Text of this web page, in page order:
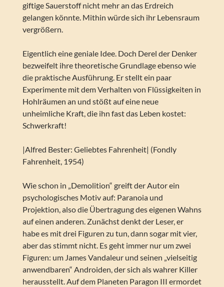
giftige Sauerstoff nicht mehr an das Erdreich
gelangen könnte. Mithin würde sich ihr Lebensraum
vergrößern.
Eigentlich eine geniale Idee. Doch Derel der Denker
bezweifelt ihre theoretische Grundlage ebenso wie
die praktische Ausführung. Er stellt ein paar
Experimente mit dem Verhalten von Flüssigkeiten in
Hohlräumen an und stößt auf eine neue
unheimliche Kraft, die ihn fast das Leben kostet:
Schwerkraft!
|Alfred Bester: Geliebtes Fahrenheit| (Fondly
Fahrenheit, 1954)
Wie schon in „Demolition“ greift der Autor ein
psychologisches Motiv auf: Paranoia und
Projektion, also die Übertragung des eigenen Wahns
auf einen anderen. Zunächst denkt der Leser, er
habe es mit drei Figuren zu tun, dann sogar mit vier,
aber das stimmt nicht. Es geht immer nur um zwei
Figuren: um James Vandaleur und seinen „vielseitig
anwendbaren“ Androiden, der sich als wahrer Killer
herausstellt. Auf dem Planeten Paragon III ermordet